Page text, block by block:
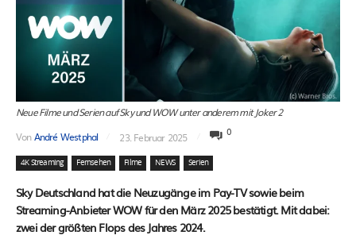
Neue Filme und Serien auf Sky und WOW unter anderem mit Joker 2
VonAndré Westphal 23. Februar 2025 0
4K Streaming Fernsehen Filme NEWS Serien
Sky Deutschland hat die Neuzugänge im Pay-TV sowie beim
Streaming-Anbieter WOW für den März 2025 bestätigt. Mit dabei:
zwei der größten Flops des Jahres 2024.